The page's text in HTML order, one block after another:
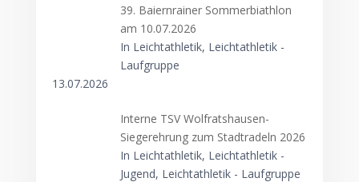
39. Baiernrainer Sommerbiathlon
am 10.07.2026
In Leichtathletik, Leichtathletik -
Laufgruppe
13.07.2026
Interne TSV Wolfratshausen-
Siegerehrung zum Stadtradeln 2026
In Leichtathletik, Leichtathletik -
Jugend, Leichtathletik - Laufgruppe